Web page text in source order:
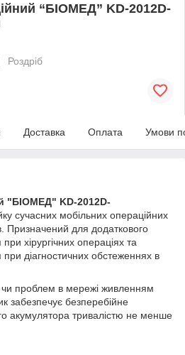
“БІОМЕД” KD-2012D-
Роздріб
Доставка Оплата Умови
"БІОМЕД" KD-2012D-
сучасних мобільних операційних
Призначений для додаткового
хірургічних операціях та
діагностичних обстеженнях в
чи проблем в мережі живленням
забезпечує безперебійне
акумулятора тривалістю не менше